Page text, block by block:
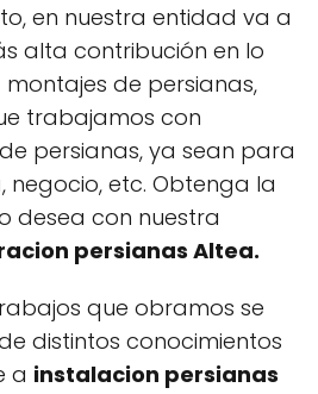
en nuestra entidad va a
alta contribución en lo
de persianas,
trabajamos con
persianas, ya sean para
negocio, etc. Obtenga la
desea con nuestra
persianas Altea.
que obramos se
distintos conocimientos
a instalacion persianas